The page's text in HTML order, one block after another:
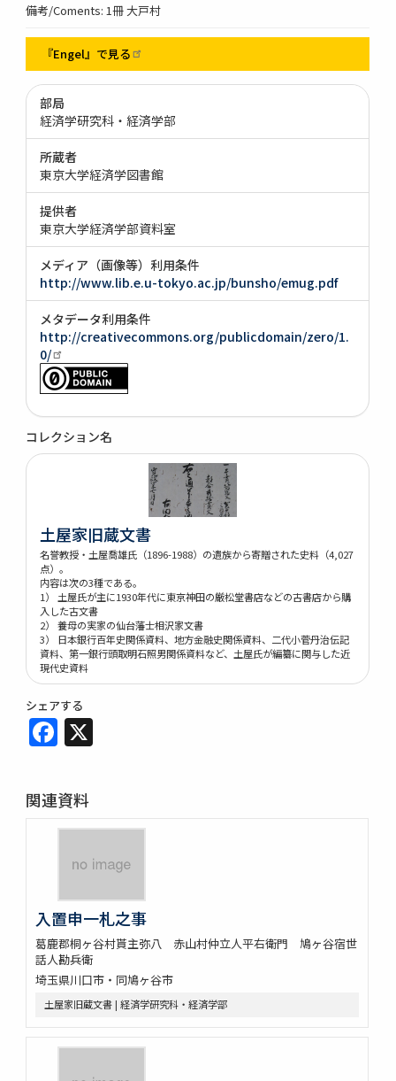
備考/Coments: 1冊 大戸村
『Engel』で見る
部局
経済学研究科・経済学部
所蔵者
東京大学経済学図書館
提供者
東京大学経済学部資料室
メディア（画像等）利用条件
http://www.lib.e.u-tokyo.ac.jp/bunsho/emug.pdf
メタデータ利用条件
http://creativecommons.org/publicdomain/zero/1.
0/
コレクション名
土屋家旧蔵文書
名誉教授・土屋喬雄氏（1896-1988）の遺族から寄贈された史料（4,027
点）。
内容は次の3種である。
1） 土屋氏が主に1930年代に東京神田の厳松堂書店などの古書店から購
入した古文書
2） 養母の実家の仙台藩士相沢家文書
3） 日本銀行百年史関係資料、地方金融史関係資料、二代小菅丹治伝記
資料、第一銀行頭取明石照男関係資料など、土屋氏が編纂に関与した近
現代史資料
シェアする
Facebook
関連資料
入置申一札之事
葛鹿郡桐ヶ谷村貰主弥八 赤山村仲立人平右衛門 鳩ヶ谷宿世
話人勘兵衛
埼玉県川口市・同鳩ヶ谷市
土屋家旧蔵文書 | 経済学研究科・経済学部